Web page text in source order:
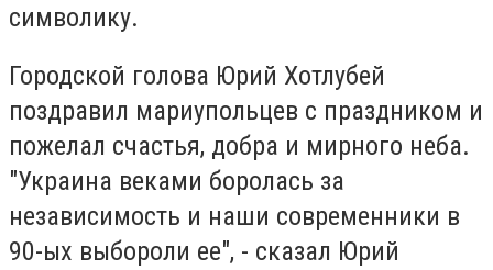
символику.
Городской голова Юрий Хотлубей
поздравил мариупольцев с праздником и
пожелал счастья, добра и мирного неба.
"Украина веками боролась за
независимость и наши современники в
90-ых выбороли ее", - сказал Юрий